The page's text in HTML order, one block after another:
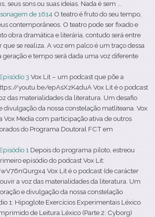
seus sons ou suas ideias. Nada é sem ...
de 1614 O teatro é fruto do seu tempo,
contemporâneos. O teatro pode ser fixado e
obra dramática e literária, contudo será entre
que se realiza. A voz em palco é um traço dessa
geração e tempo será dada uma voz diferente
3 Vox Lit – um podcast que põe a
youtu.be/epAsXzK4duA Vox Lit é o podcast
das materialidades da literatura. Um desafio
divulgação da nossa constelação matliteana. Vox
Vox Media com participação ativa de outros
do Programa Doutoral FCT em
1 Depois do programa piloto, estreou
episódio do podcast Vox Lit:
Vox Lit é o podcast (de carácter
a voz das materialidades da literatura. Um
e divulgação da nossa constelação
1: Hipoglote Exercícios Experimentais Léxico
de Leitura Léxico (Parte 2: Cyborg)